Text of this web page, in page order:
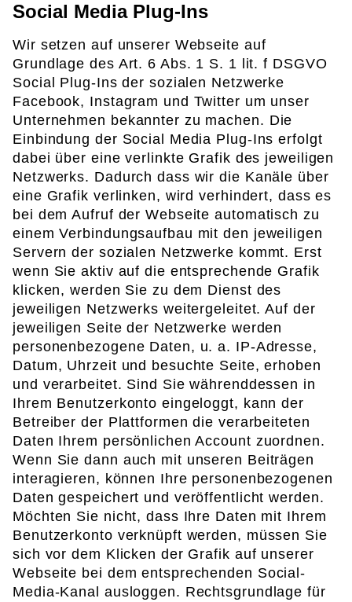
Social Media Plug-Ins
Wir setzen auf unserer Webseite auf
Grundlage des Art. 6 Abs. 1 S. 1 lit. f DSGVO
Social Plug-Ins der sozialen Netzwerke
Facebook, Instagram und Twitter um unser
Unternehmen bekannter zu machen. Die
Einbindung der Social Media Plug-Ins erfolgt
dabei über eine verlinkte Grafik des jeweiligen
Netzwerks. Dadurch dass wir die Kanäle über
eine Grafik verlinken, wird verhindert, dass es
bei dem Aufruf der Webseite automatisch zu
einem Verbindungsaufbau mit den jeweiligen
Servern der sozialen Netzwerke kommt. Erst
wenn Sie aktiv auf die entsprechende Grafik
klicken, werden Sie zu dem Dienst des
jeweiligen Netzwerks weitergeleitet. Auf der
jeweiligen Seite der Netzwerke werden
personenbezogene Daten, u. a. IP-Adresse,
Datum, Uhrzeit und besuchte Seite, erhoben
und verarbeitet. Sind Sie währenddessen in
Ihrem Benutzerkonto eingeloggt, kann der
Betreiber der Plattformen die verarbeiteten
Daten Ihrem persönlichen Account zuordnen.
Wenn Sie dann auch mit unseren Beiträgen
interagieren, können Ihre personenbezogenen
Daten gespeichert und veröffentlicht werden.
Möchten Sie nicht, dass Ihre Daten mit Ihrem
Benutzerkonto verknüpft werden, müssen Sie
sich vor dem Klicken der Grafik auf unserer
Webseite bei dem entsprechenden Social-
Media-Kanal ausloggen. Rechtsgrundlage für